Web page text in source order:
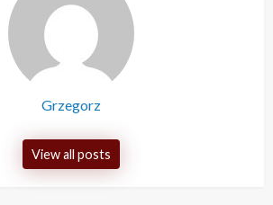
Grzegorz
View all posts